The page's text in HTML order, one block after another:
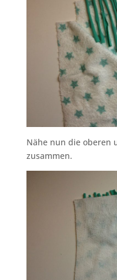
Nähe nun die oberen
zusammen.